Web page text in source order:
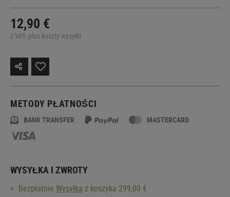
12,90 €
z VAT, plus koszty wysyłki
METODY PŁATNOŚCI
BANK TRANSFER MASTERCARD
WYSYŁKA I ZWROTY
Bezpłatnie Wysyłka z koszyka 299,00 €